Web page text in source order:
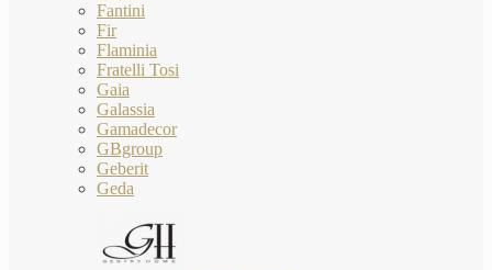
Fantini
Fir
Flaminia
Fratelli Tosi
Gaia
Galassia
Gamadecor
GBgroup
Geberit
Geda